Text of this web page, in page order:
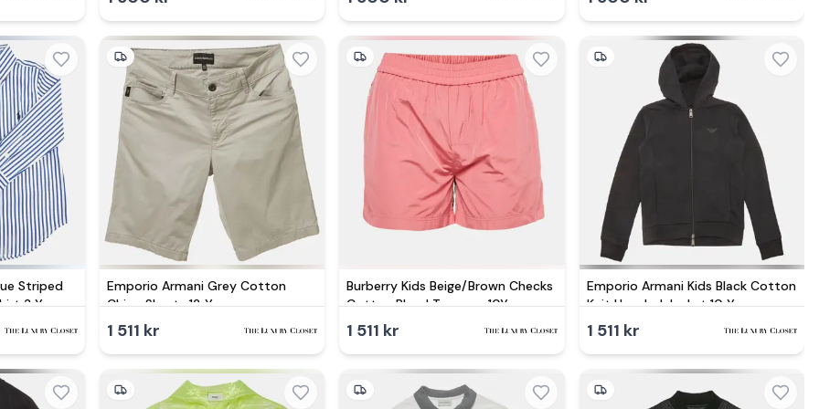
Striped
3 Yrs
Emporio Armani Grey Cotton
Chino Shorts 12 Yrs
1 511 kr
Burberry Kids Beige/Brown Checks
Cotton Blend Trousers 10Yrs
1 511 kr
Emporio Armani Kids Black Cotton
Knit Hooded Jacket 10 Yrs
1 511 kr